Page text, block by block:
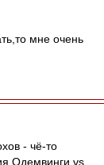
мне очень
- чё-то
Одемвинги vs